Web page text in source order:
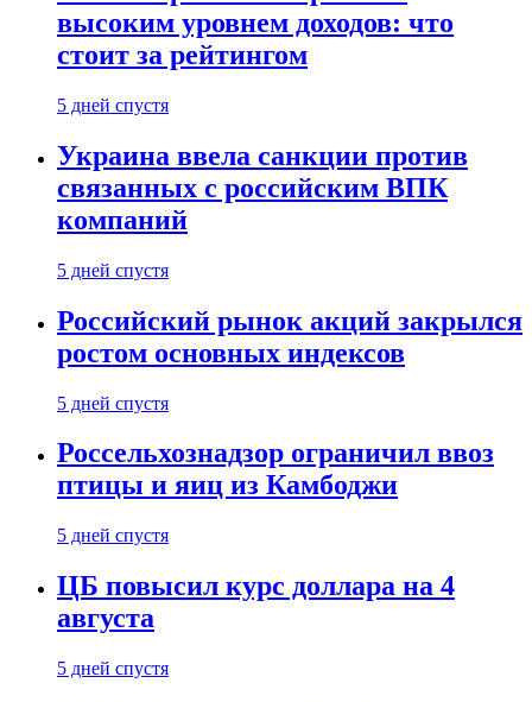
высоким уровнем доходов: что
стоит за рейтингом
5 дней спустя
Украина ввела санкции против
связанных с российским ВПК
компаний
5 дней спустя
Российский рынок акций закрылся
ростом основных индексов
5 дней спустя
Россельхознадзор ограничил ввоз
птицы и яиц из Камбоджи
5 дней спустя
ЦБ повысил курс доллара на 4
августа
5 дней спустя